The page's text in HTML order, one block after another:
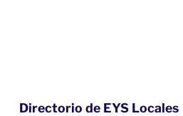
Directorio de EYS Locales